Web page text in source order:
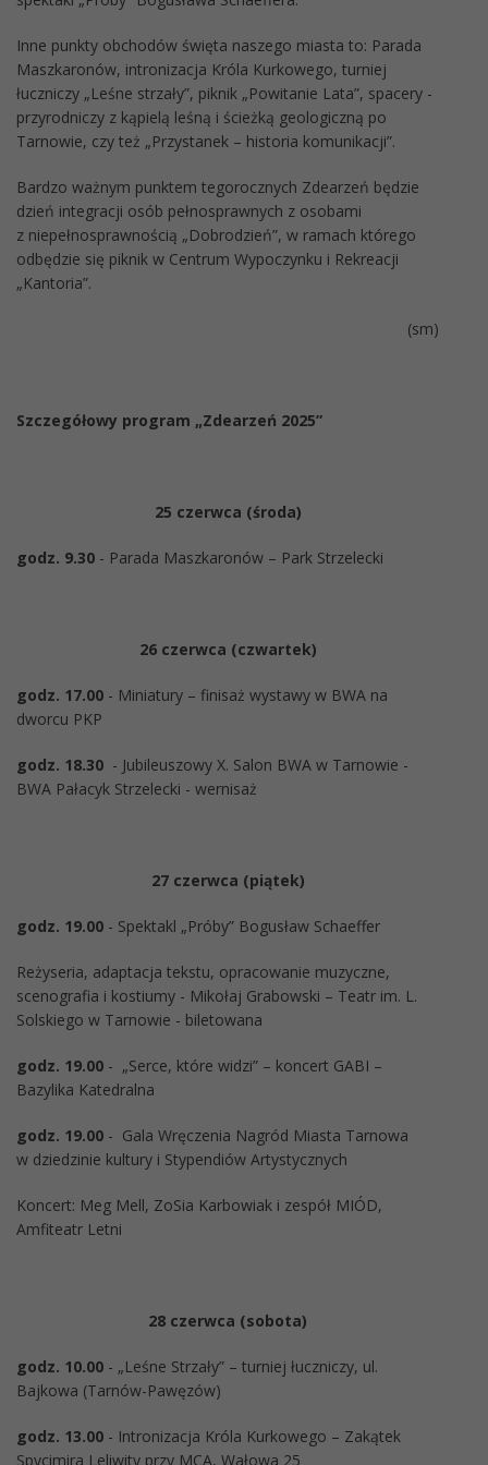
Inne punkty obchodów święta naszego miasta to: Parada
Maszkaronów, intronizacja Króla Kurkowego, turniej
łuczniczy „Leśne strzały”, piknik „Powitanie Lata”, spacery -
przyrodniczy z kąpielą leśną i ścieżką geologiczną po
Tarnowie, czy też „Przystanek – historia komunikacji”.
Bardzo ważnym punktem tegorocznych Zdearzeń będzie
dzień integracji osób pełnosprawnych z osobami
z niepełnosprawnością „Dobrodzień”, w ramach którego
odbędzie się piknik w Centrum Wypoczynku i Rekreacji
„Kantoria”.
(sm)
Szczegółowy program „Zdearzeń 2025”
25 czerwca (środa)
godz. 9.30 - Parada Maszkaronów – Park Strzelecki
26 czerwca (czwartek)
godz. 17.00 - Miniatury – finisaż wystawy w BWA na
dworcu PKP
godz. 18.30 - Jubileuszowy X. Salon BWA w Tarnowie -
BWA Pałacyk Strzelecki - wernisaż
27 czerwca (piątek)
godz. 19.00 - Spektakl „Próby” Bogusław Schaeffer
Reżyseria, adaptacja tekstu, opracowanie muzyczne,
scenografia i kostiumy - Mikołaj Grabowski – Teatr im. L.
Solskiego w Tarnowie - biletowana
godz. 19.00 - „Serce, które widzi” – koncert GABI –
Bazylika Katedralna
godz. 19.00 - Gala Wręczenia Nagród Miasta Tarnowa
w dziedzinie kultury i Stypendiów Artystycznych
Koncert: Meg Mell, ZoSia Karbowiak i zespół MIÓD,
Amfiteatr Letni
28 czerwca (sobota)
godz. 10.00 - „Leśne Strzały” – turniej łuczniczy, ul.
Bajkowa (Tarnów-Pawęzów)
godz. 13.00 - Intronizacja Króla Kurkowego – Zakątek
Spycimira Leliwity przy MCA, Wałowa 25